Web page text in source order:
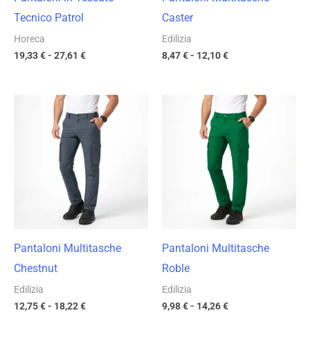
Tecnico Patrol
Horeca
19,33€- 27,61 €
Caster
Edilizia
8,47€- 12,10€
Pantaloni Multitasche
Chestnut
Edilizia
12,75€- 18,22€
Fascia
di
prezzo:
12,75 €
18,22 €
Pantaloni Multitasche
Roble
Edilizia
9,98€- 14,26€
Fascia
di
prezzo:
da
9,98 €
a
14,26 €